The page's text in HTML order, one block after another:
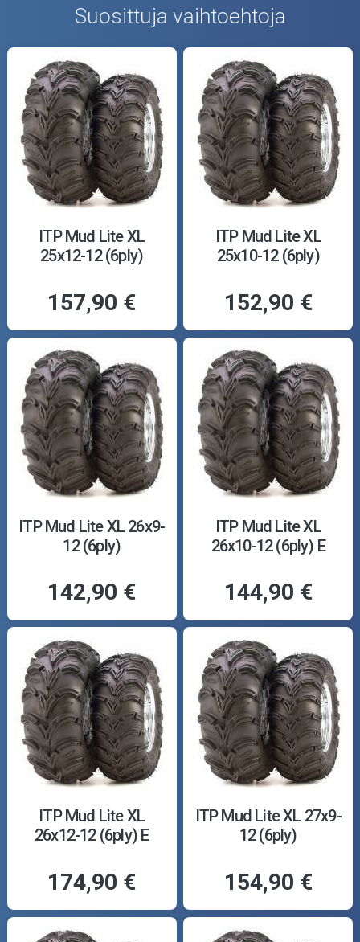
Suosittuja vaihtoehtoja
ITP Mud Lite XL
25x12-12 (6ply)
157,90 €
ITP Mud Lite XL
25x10-12 (6ply)
152,90 €
ITP Mud Lite XL 26x9-
12 (6ply)
142,90 €
ITP Mud Lite XL
26x10-12 (6ply) E
144,90 €
ITP Mud Lite XL
26x12-12 (6ply) E
174,90 €
ITP Mud Lite XL 27x9-
12 (6ply)
154,90 €